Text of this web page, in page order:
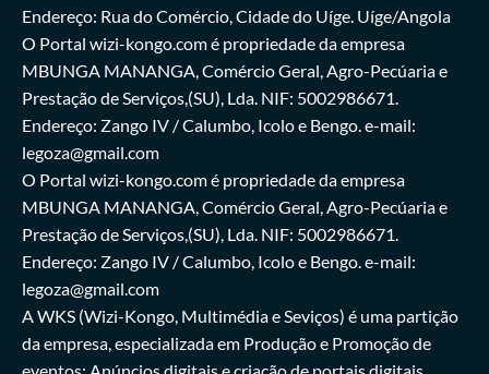
Endereço: Rua do Comércio, Cidade do Uíge. Uíge/Angola
O Portal wizi-kongo.com é propriedade da empresa
MBUNGA MANANGA, Comércio Geral, Agro-Pecúaria e
Prestação de Serviços,(SU), Lda. NIF: 5002986671.
Endereço: Zango IV / Calumbo, Icolo e Bengo. e-mail:
legoza@gmail.com
O Portal wizi-kongo.com é propriedade da empresa
MBUNGA MANANGA, Comércio Geral, Agro-Pecúaria e
Prestação de Serviços,(SU), Lda. NIF: 5002986671.
Endereço: Zango IV / Calumbo, Icolo e Bengo. e-mail:
legoza@gmail.com
A WKS (Wizi-Kongo, Multimédia e Seviços) é uma partição
da empresa, especializada em Produção e Promoção de